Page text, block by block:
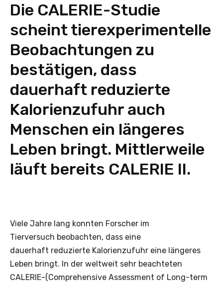
Die CALERIE-Studie
scheint tierexperimentelle
Beobachtungen zu
bestätigen, dass
dauerhaft reduzierte
Kalorienzufuhr auch
Menschen ein längeres
Leben bringt. Mittlerweile
läuft bereits CALERIE II.
Viele Jahre lang konnten Forscher im
Tierversuch beobachten, dass eine
dauerhaft reduzierte Kalorienzufuhr eine längeres
Leben bringt. In der weltweit sehr beachteten
CALERIE-(Comprehensive Assessment of Long-term